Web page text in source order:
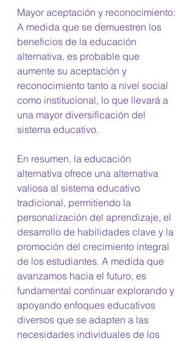
Mayor aceptación y reconocimiento:
A medida que se demuestren los
beneficios de la educación
alternativa, es probable que
aumente su aceptación y
reconocimiento tanto a nivel social
como institucional, lo que llevará a
una mayor diversificación del
sistema educativo.
En resumen, la educación
alternativa ofrece una alternativa
valiosa al sistema educativo
tradicional, permitiendo la
personalización del aprendizaje, el
desarrollo de habilidades clave y la
promoción del crecimiento integral
de los estudiantes. A medida que
avanzamos hacia el futuro, es
fundamental continuar explorando y
apoyando enfoques educativos
diversos que se adapten a las
necesidades individuales de los